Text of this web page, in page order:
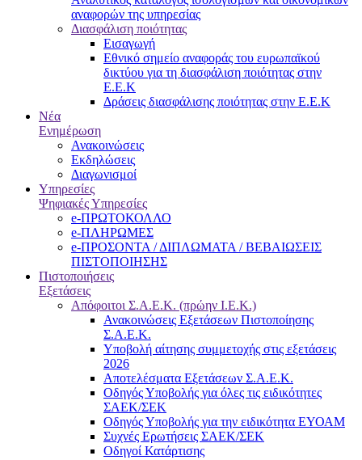
αναφορών της υπηρεσίας
Διασφάλιση ποιότητας
Εισαγωγή
Εθνικό σημείο αναφοράς του ευρωπαϊκού
δικτύου για τη διασφάλιση ποιότητας στην
Ε.Ε.Κ
Δράσεις διασφάλισης ποιότητας στην Ε.Ε.Κ
Νέα
Ενημέρωση
Ανακοινώσεις
Εκδηλώσεις
Διαγωνισμοί
Υπηρεσίες
Ψηφιακές Υπηρεσίες
e-ΠΡΩΤΟΚΟΛΛΟ
e-ΠΛΗΡΩΜΕΣ
e-ΠΡΟΣΟΝΤΑ / ΔΙΠΛΩΜΑΤΑ / ΒΕΒΑΙΩΣΕΙΣ
ΠΙΣΤΟΠΟΙΗΣΗΣ
Πιστοποιήσεις
Εξετάσεις
Απόφοιτοι Σ.Α.Ε.Κ. (πρώην Ι.Ε.Κ.)
Ανακοινώσεις Εξετάσεων Πιστοποίησης
Σ.Α.Ε.Κ.
Υποβολή αίτησης συμμετοχής στις εξετάσεις
2026
Αποτελέσματα Εξετάσεων Σ.Α.Ε.Κ.
Οδηγός Υποβολής για όλες τις ειδικότητες
ΣΑΕΚ/ΣΕΚ
Οδηγός Υποβολής για την ειδικότητα ΕΥΟΑΜ
Συχνές Ερωτήσεις ΣΑΕΚ/ΣΕΚ
Οδηγοί Κατάρτισης